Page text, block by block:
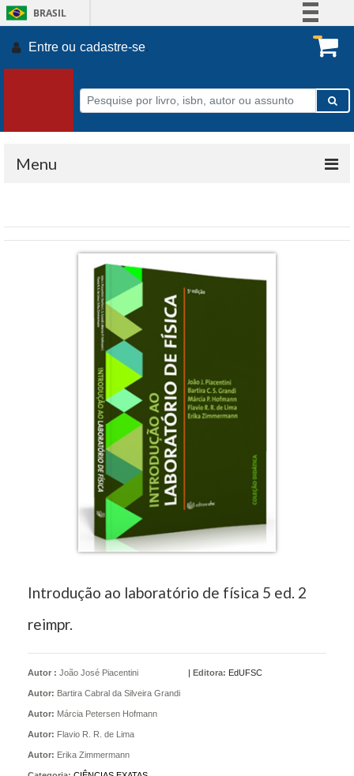
BRASIL
Participe
Acesso à informação
Legislação
Entre ou cadastre-se.
Menu
Introdução ao laboratório de física 5 ed. 2
reimpr.
Autor : João José Piacentini
Autor: Bartira Cabral da Silveira Grandi
Autor: Márcia Petersen Hofmann
Autor: Flavio R. R. de Lima
Autor: Erika Zimmermann
Editora: EdUFSC